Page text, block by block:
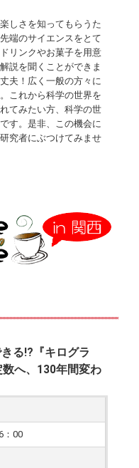
しさを知ってもらうた
端のサイエンスをとて
リンクやお菓子を用意
説を聞くことができま
夫！広く一般の方々に
これから科学の世界を
てみたい方、科学の世
す。是非、この機会に
究者にぶつけてみませ
る!?『キログラ
へ、130年間変わ
：00